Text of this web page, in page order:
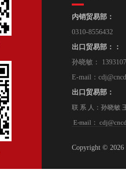
内销贸易部：
0310-8556432
出口贸易部：：
孙晓敏：
E-mail：
出口贸易部：
联 系 人：孙晓敏
E-mail：
Copyright ©